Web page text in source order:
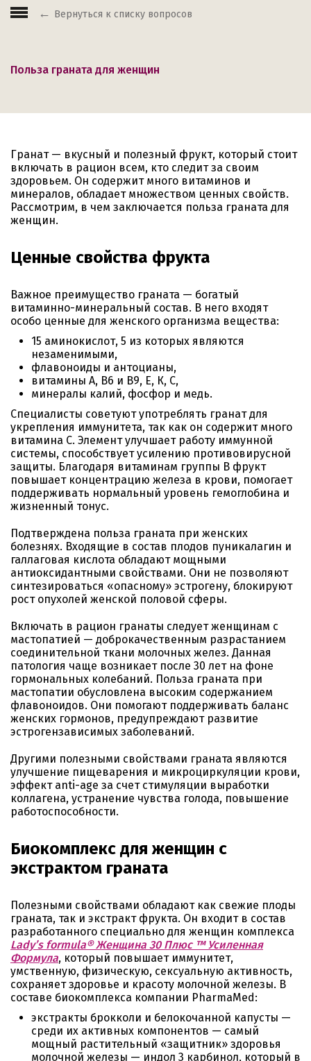
Вернуться к списку вопросов
Польза граната для женщин
Гранат — вкусный и полезный фрукт, который стоит
включать в рацион всем, кто следит за своим
здоровьем. Он содержит много витаминов и
минералов, обладает множеством ценных свойств.
Рассмотрим, в чем заключается польза граната для
женщин.
Ценные свойства фрукта
Важное преимущество граната — богатый
витаминно-минеральный состав. В него входят
особо ценные для женского организма вещества:
15 аминокислот, 5 из которых являются
незаменимыми,
флавоноиды и антоцианы,
витамины А, В6 и В9, Е, К, С,
минералы калий, фосфор и медь.
Специалисты советуют употреблять гранат для
укрепления иммунитета, так как он содержит много
витамина С. Элемент улучшает работу иммунной
системы, способствует усилению противовирусной
защиты. Благодаря витаминам группы В фрукт
повышает концентрацию железа в крови, помогает
поддерживать нормальный уровень гемоглобина и
жизненный тонус.
Подтверждена польза граната при женских
болезнях. Входящие в состав плодов пуникалагин и
галлаговая кислота обладают мощными
антиоксидантными свойствами. Они не позволяют
синтезироваться «опасному» эстрогену, блокируют
рост опухолей женской половой сферы.
Включать в рацион гранаты следует женщинам с
мастопатией — доброкачественным разрастанием
соединительной ткани молочных желез. Данная
патология чаще возникает после 30 лет на фоне
гормональных колебаний. Польза граната при
мастопатии обусловлена высоким содержанием
флавоноидов. Они помогают поддерживать баланс
женских гормонов, предупреждают развитие
эстрогензависимых заболеваний.
Другими полезными свойствами граната являются
улучшение пищеварения и микроциркуляции крови,
эффект anti-age за счет стимуляции выработки
коллагена, устранение чувства голода, повышение
работоспособности.
Биокомплекс для женщин с
экстрактом граната
Полезными свойствами обладают как свежие плоды
граната, так и экстракт фрукта. Он входит в состав
разработанного специально для женщин комплекса
Lady’s formula® Женщина 30 Плюс ™ Усиленная
Формула, который повышает иммунитет,
умственную, физическую, сексуальную активность,
сохраняет здоровье и красоту молочной железы. В
составе биокомплекса компании PharmaMed:
экстракты брокколи и белокочанной капусты —
среди их активных компонентов — самый
мощный растительный «защитник» здоровья
молочной железы — индол 3 карбинол, который в